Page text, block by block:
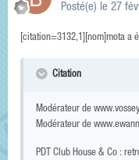
Posté(e) le 27
[citation=3132,1][nom]mota a
Citation
Modérateur de
Modérateur de
PDT Club House & Co :